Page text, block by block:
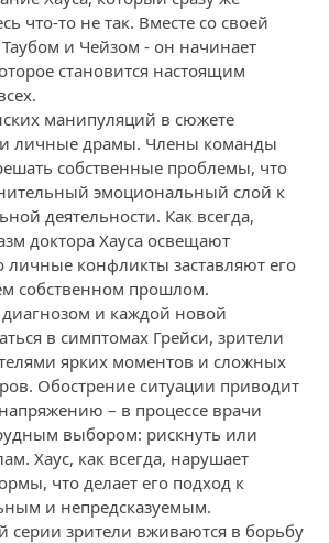
что-то не так. Вместе со своей
и Чейзом - он начинает
становится настоящим
манипуляций в сюжете
личные драмы. Члены команды
собственные проблемы, что
эмоциональный слой к
деятельности. Как всегда,
доктора Хауса освещают
личные конфликты заставляют его
собственном прошлом.
и каждой новой
в симптомах Грейси, зрители
ярких моментов и сложных
Обострение ситуации приводит
– в процессе врачи
выбором: рискнуть или
Хаус, как всегда, нарушает
что делает его подход к
и непредсказуемым.
серии зрители вживаются в борьбу